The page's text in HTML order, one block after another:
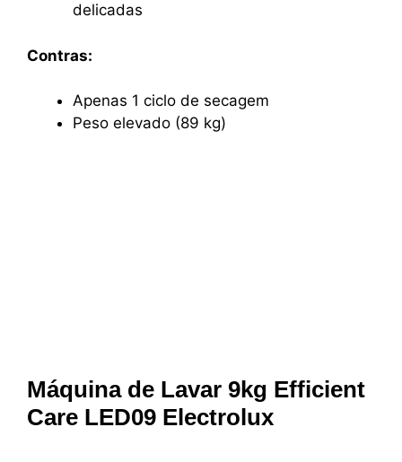
delicadas
Contras:
Apenas 1 ciclo de secagem
Peso elevado (89 kg)
Máquina de Lavar 9kg Efficient
Care LED09 Electrolux